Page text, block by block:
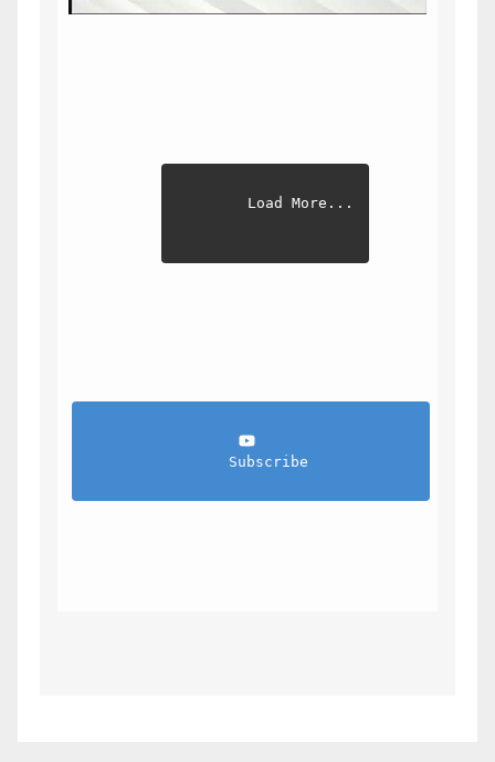
Load More...
                Subscribe